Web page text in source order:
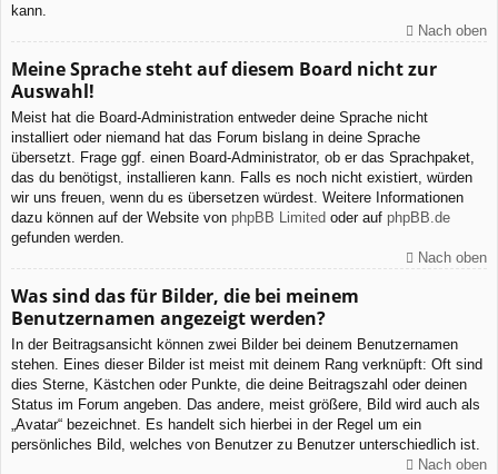
kann.
Nach oben
Meine Sprache steht auf diesem Board nicht zur
Auswahl!
Meist hat die Board-Administration entweder deine Sprache nicht
installiert oder niemand hat das Forum bislang in deine Sprache
übersetzt. Frage ggf. einen Board-Administrator, ob er das Sprachpaket,
das du benötigst, installieren kann. Falls es noch nicht existiert, würden
wir uns freuen, wenn du es übersetzen würdest. Weitere Informationen
dazu können auf der Website von phpBB Limited oder auf phpBB.de
gefunden werden.
Nach oben
Was sind das für Bilder, die bei meinem
Benutzernamen angezeigt werden?
In der Beitragsansicht können zwei Bilder bei deinem Benutzernamen
stehen. Eines dieser Bilder ist meist mit deinem Rang verknüpft: Oft sind
dies Sterne, Kästchen oder Punkte, die deine Beitragszahl oder deinen
Status im Forum angeben. Das andere, meist größere, Bild wird auch als
„Avatar“ bezeichnet. Es handelt sich hierbei in der Regel um ein
persönliches Bild, welches von Benutzer zu Benutzer unterschiedlich ist.
Nach oben